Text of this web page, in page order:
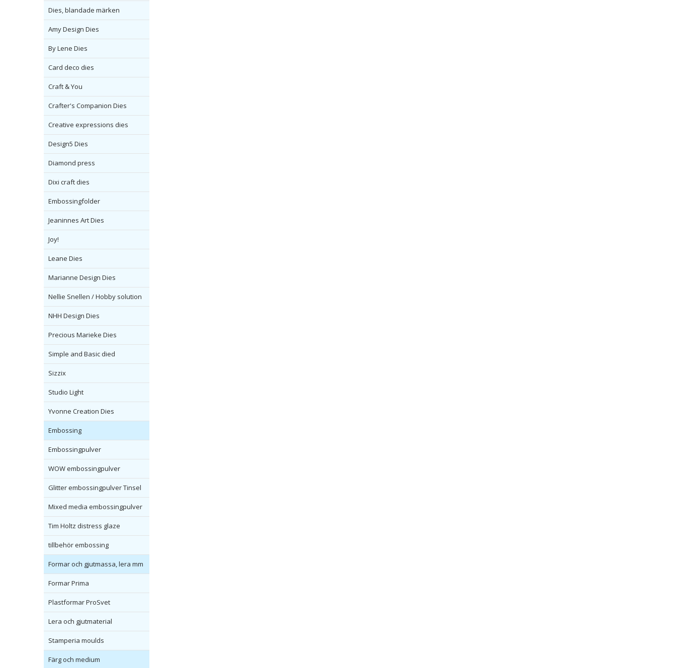
Dies, blandade märken
Amy Design Dies
By Lene Dies
Card deco dies
Craft & You
Crafter's Companion Dies
Creative expressions dies
Design5 Dies
Diamond press
Dixi craft dies
Embossingfolder
Jeaninnes Art Dies
Joy!
Leane Dies
Marianne Design Dies
Nellie Snellen / Hobby solution
NHH Design Dies
Precious Marieke Dies
Simple and Basic died
Sizzix
Studio Light
Yvonne Creation Dies
Embossing
Embossingpulver
WOW embossingpulver
Glitter embossingpulver Tinsel
Mixed media embossingpulver
Tim Holtz distress glaze
tillbehör embossing
Formar och gjutmassa, lera mm
Formar Prima
Plastformar ProSvet
Lera och gjutmaterial
Stamperia moulds
Färg och medium